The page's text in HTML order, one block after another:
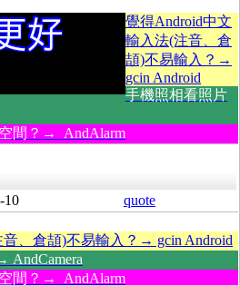
覺得Android中文
輸入法(注音、倉
頡)不易輸入？→
gcin Android
手機照相看照片
間？→ AndAlarm
10
quote
、倉頡)不易輸入？→ gcin Android
AndCamera
間？→ AndAlarm